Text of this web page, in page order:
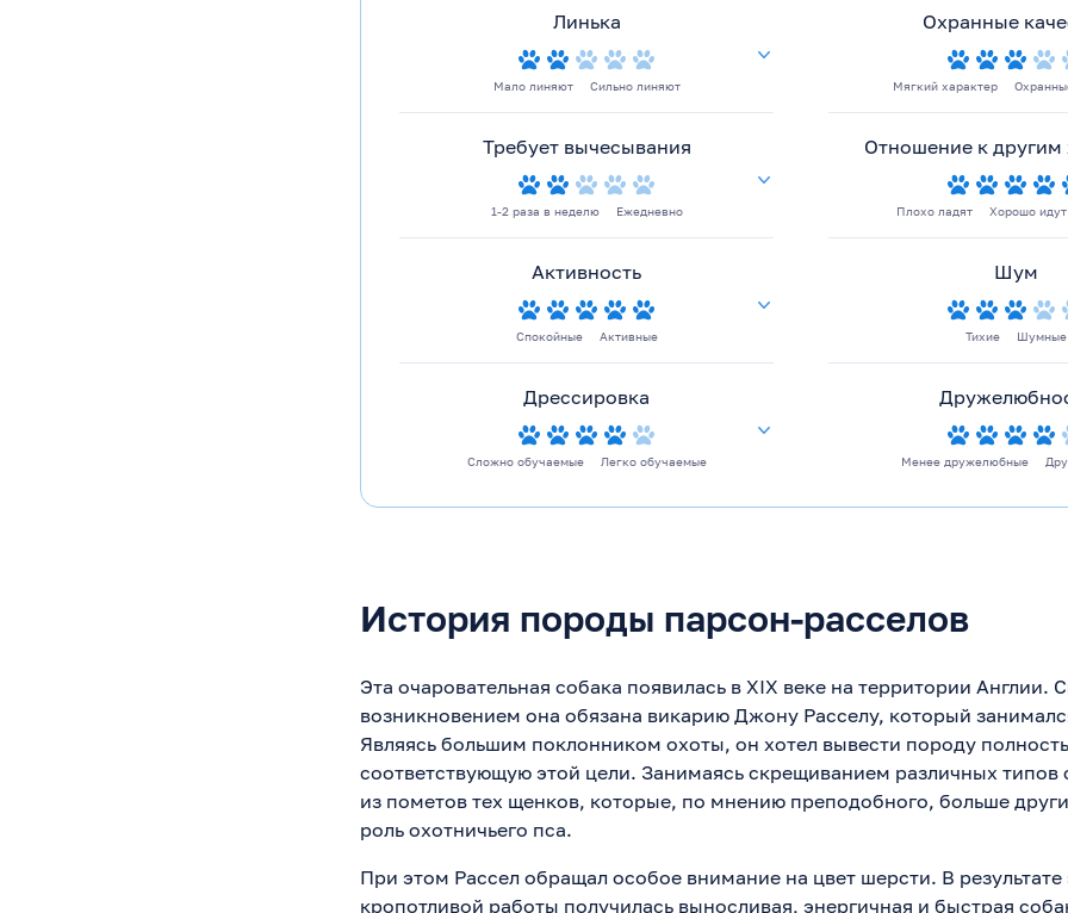
Линька
Мало линяют Сильно линяют
Требует вычесывания
1-2 раза в неделю Ежедневно
Активность
Спокойные Активные
Дрессировка
Сложно обучаемые Легко обучаемые
Охранные
Мягкий характер
Отношение к
Плохо ладят Хорошо идут
Шум
Тихие Шумные
Менее дружелюбные
История породы парсон-расселов
Эта очаровательная собака появилась в XIX веке на территории Англии.
возникновением она обязана викарию Джону Расселу, который
Являясь большим поклонником охоты, он хотел вывести породу
соответствующую этой цели. Занимаясь скрещиванием различных типов
из пометов тех щенков, которые, по мнению преподобного, больше
роль охотничьего пса.
При этом Рассел обращал особое внимание на цвет шерсти. В результате
кропотливой работы получилась выносливая, энергичная и быстрая